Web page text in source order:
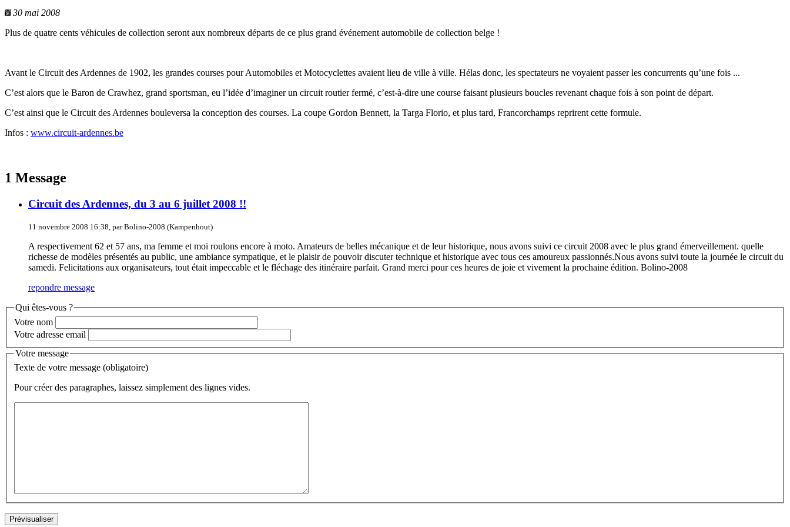
30 mai 2008
Plus de quatre cents véhicules de collection seront aux nombreux départs de ce plus grand événement automobile de collection belge !
Avant le Circuit des Ardennes de 1902, les grandes courses pour Automobiles et Motocyclettes avaient lieu de ville à ville. Hélas donc, les spectateurs ne voyaient passer les concurrents qu’une fois ...
C’est alors que le Baron de Crawhez, grand sportsman, eu l’idée d’imaginer un circuit routier fermé, c’est-à-dire une course faisant plusieurs boucles revenant chaque fois à son point de départ.
C’est ainsi que le Circuit des Ardennes bouleversa la conception des courses. La coupe Gordon Bennett, la Targa Florio, et plus tard, Francorchamps reprirent cette formule.
Infos : www.circuit-ardennes.be
1 Message
Circuit des Ardennes, du 3 au 6 juillet 2008 !!
11 novembre 2008 16:38, par Bolino-2008 (Kampenhout)
A respectivement 62 et 57 ans, ma femme et moi roulons encore à moto. Amateurs de belles mécanique et de leur historique, nous avons suivi ce circuit 2008 avec le plus grand émerveillement. quelle
richesse de modèles présentés au public, une ambiance sympatique, et le plaisir de pouvoir discuter technique et historique avec tous ces amoureux passionnés.Nous avons suivi toute la journée le circuit du
samedi. Felicitations aux organisateurs, tout était impeccable et le fléchage des itinéraire parfait. Grand merci pour ces heures de joie et vivement la prochaine édition. Bolino-2008
repondre message
Qui êtes-vous ?
Votre nom
Votre adresse email
Votre message
Texte de votre message (obligatoire)
Pour créer des paragraphes, laissez simplement des lignes vides.